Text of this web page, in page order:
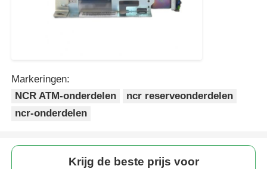
Markeringen:
NCR ATM-onderdelen
ncr reserveonderdelen
ncr-onderdelen
Krijg de beste prijs voor